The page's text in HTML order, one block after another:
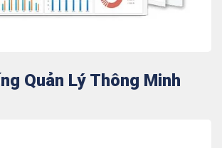
Quản Lý Thông Minh